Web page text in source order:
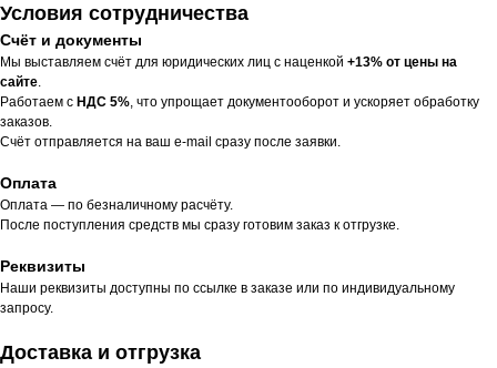
Условия сотрудничества
Счёт и документы
Мы выставляем счёт для юридических лиц с наценкой +13% от цены на
сайте.
Работаем с НДС 5%, что упрощает документооборот и ускоряет обработку
заказов.
Счёт отправляется на ваш e-mail сразу после заявки.
Оплата
Оплата — по безналичному расчёту.
После поступления средств мы сразу готовим заказ к отгрузке.
Реквизиты
Наши реквизиты доступны по ссылке в заказе или по индивидуальному
запросу.
Доставка и отгрузка